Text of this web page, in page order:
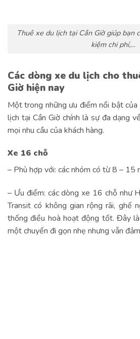
Thuê xe du lịch tại Cần Giờ giúp bạn
kiệm chi phí,…
Các dòng xe du lịch cho
Giờ hiện nay
Một trong những ưu điểm nổi bật
lịch tại Cần Giờ chính là sự đa dạng
mọi nhu cầu của khách hàng.
Xe 16 chỗ
– Phù hợp với: các nhóm có từ 8 – 15
– Ưu điểm: các dòng xe 16 chỗ như
Transit có không gian rộng rãi, ghế
thống điều hoà hoạt động tốt. Đây
một chuyến đi gọn nhẹ nhưng vẫn